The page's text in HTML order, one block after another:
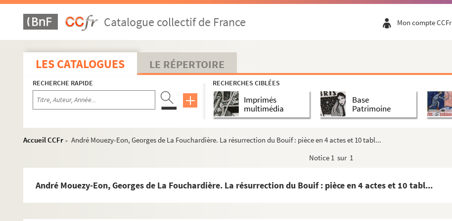
Catalogue collectif de France Mon compte CCFr
LES CATALOGUES LE RÉPERTOIRE
RECHERCHE RAPIDE RECHERCHES CIBLÉES
Imprimés
multimédia
Base
Patrimoine
Accueil CCFr > André Mouezy-Eon, Georges de La Fouchardière. La résurrection du Bouif : pièce en 4 actes et 10 tabl...
Notice 1 sur 1
André Mouezy-Eon, Georges de La Fouchardière. La résurrection du Bouif : pièce en 4 actes et 10 tabl...
Emile Fabre. La rabouilleuse : pièce en 4 actes. Adaptation d'après le roman de Honoré de Balzac. 19...
François Porché. La race errante : drame en 3 actes et 6 tableaux en vers. 1932
Ferdinand Bruckner. Les races : pièce en 8 tableaux. Adaptation par Renée Cave. 1934
Henry Bernstein. La rafale : pièce en 3 actes. 1905
Ernest William Hornung, Eugene W. Presbrey. Raffles : pièce en 4 actes. Traduction par Dario Niccode...
Henri de Rothschild. La rampe : pièce en 3 actes. 1909
Gaston Salandri. La rançon : comédie en 3 actes. 1891
Emile Erckmann, Alexandre Chatrian. Les Rantzau : comédie en 4 actes. 1882
Max Maurey. La recommandation : comédie en 1 acte. 1901